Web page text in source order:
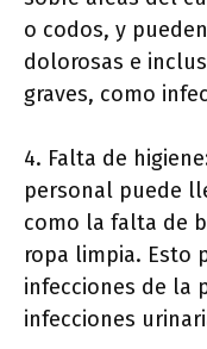
o codos, y
dolorosas e
graves, como
4. Falta de
personal puede
como la falta de
ropa limpia. Esto
infecciones de la
infecciones